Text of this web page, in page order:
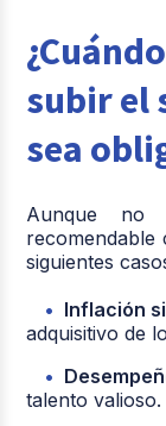
subir el
sea
Aunque no
recomendable
siguientes
Inflación
adquisitivo de
talento valioso.